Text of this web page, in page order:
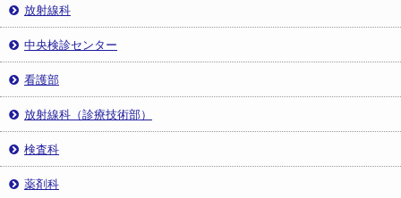
放射線科
中央検診センター
看護部
放射線科（診療技術部）
検査科
薬剤科